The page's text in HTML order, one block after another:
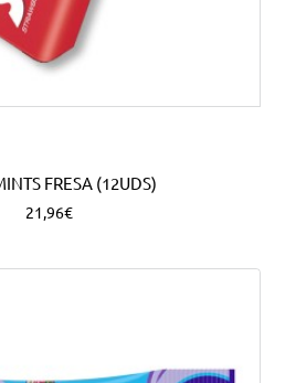
FRESA (12UDS)
21,96€